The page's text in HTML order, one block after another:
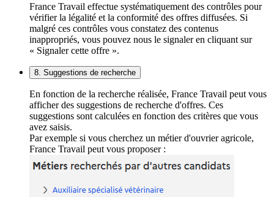
France Travail effectue systématiquement des contrôles pour
vérifier la légalité et la conformité des offres diffusées. Si
malgré ces contrôles vous constatez des contenus
inappropriés, vous pouvez nous le signaler en cliquant sur
« Signaler cette offre ».
8. Suggestions de recherche
En fonction de la recherche réalisée, France Travail peut vous
afficher des suggestions de recherche d'offres. Ces
suggestions sont calculées en fonction des critères que vous
avez saisis.
Par exemple si vous cherchez un métier d'ouvrier agricole,
France Travail peut vous proposer :